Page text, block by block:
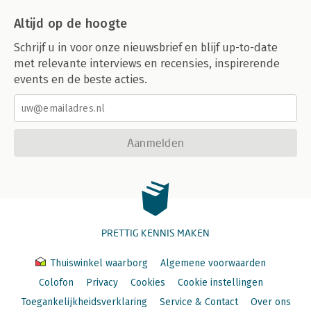
Altijd op de hoogte
Schrijf u in voor onze nieuwsbrief en blijf up-to-date
met relevante interviews en recensies, inspirerende
events en de beste acties.
Aanmelden
PRETTIG KENNIS MAKEN
Thuiswinkel waarborg
Algemene voorwaarden
Colofon
Privacy Cookies
Cookie instellingen
Toegankelijkheidsverklaring
Service & Contact Over ons